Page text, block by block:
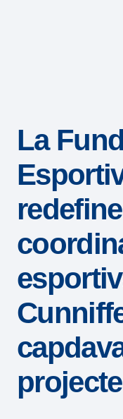
sistema
accesibilidad.
La
projecte